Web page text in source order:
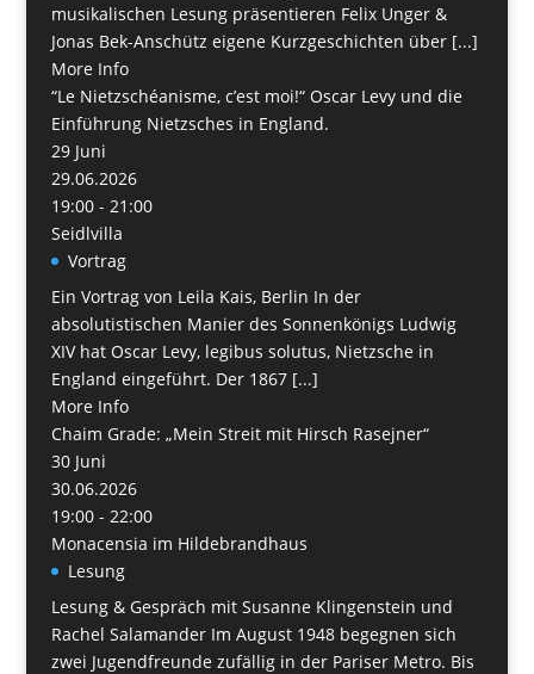
musikalischen Lesung präsentieren Felix Unger &
Jonas Bek-Anschütz eigene Kurzgeschichten über [...]
More Info
“Le Nietzschéanisme, c’est moi!“ Oscar Levy und die
Einführung Nietzsches in England.
29 Juni
29.06.2026
19:00 - 21:00
Seidlvilla
Vortrag
Ein Vortrag von Leila Kais, Berlin In der
absolutistischen Manier des Sonnenkönigs Ludwig
XIV hat Oscar Levy, legibus solutus, Nietzsche in
England eingeführt. Der 1867 [...]
More Info
Chaim Grade: „Mein Streit mit Hirsch Rasejner“
30 Juni
30.06.2026
19:00 - 22:00
Monacensia im Hildebrandhaus
Lesung
Lesung & Gespräch mit Susanne Klingenstein und
Rachel Salamander Im August 1948 begegnen sich
zwei Jugendfreunde zufällig in der Pariser Metro. Bis